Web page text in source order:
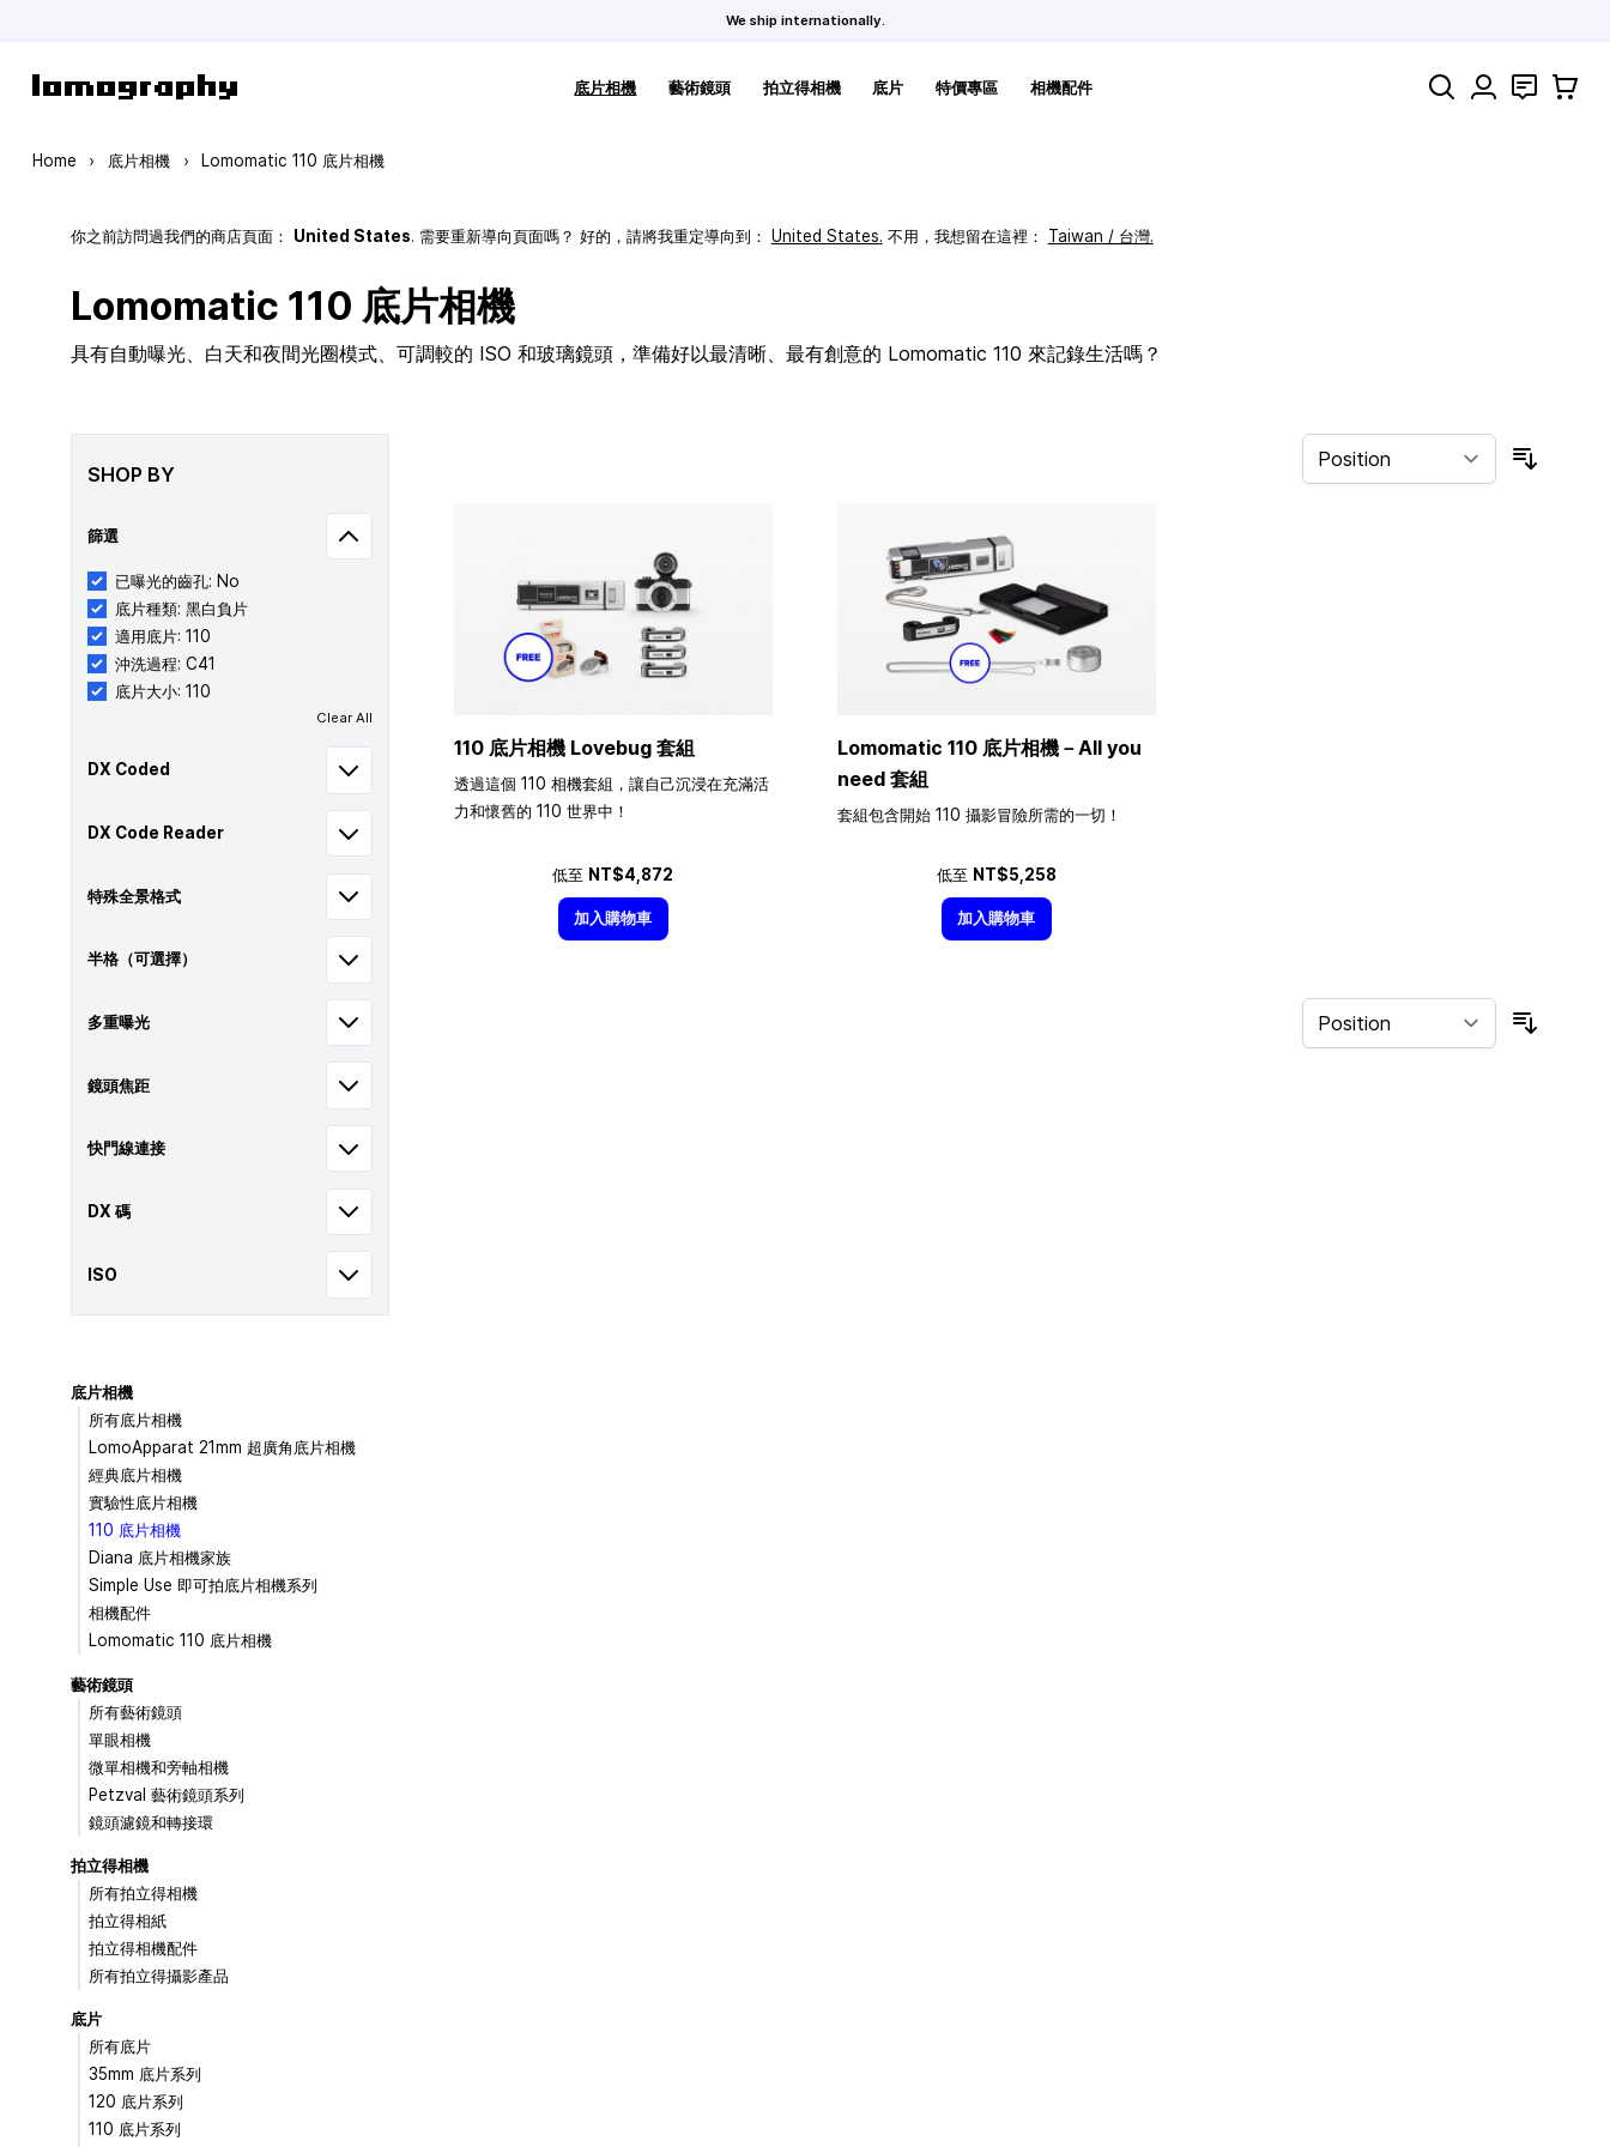
We ship internationally.
底片相機 藝術鏡頭 拍立得相機 底片 特價專區 相機配件 Search 聯絡 購物車
Home › 底片相機 › Lomomatic 110 底片相機
你之前訪問過我們的商店頁面： United States. 需要重新導向頁面嗎？ 好的，請將我重定導向到： United States. 不用，我想留在這裡： Taiwan / 台灣.
Lomomatic 110 底片相機
具有自動曝光、白天和夜間光圈模式、可調較的 ISO 和玻璃鏡頭，準備好以最清晰、最有創意的 Lomomatic 110 來記錄生活嗎？
SHOP BY
篩選
已曝光的齒孔: No
底片種類: 黑白負片
適用底片: 110
沖洗過程: C41
底片大小: 110
Clear All
DX Coded
DX Code Reader
特殊全景格式
半格（可選擇）
多重曝光
鏡頭焦距
快門線連接
DX 碼
ISO
110 底片相機 Lovebug 套組
透過這個 110 相機套組，讓自己沉浸在充滿活
力和懷舊的 110 世界中！
低至 NT$4,872
加入購物車
Lomomatic 110 底片相機－All you
need 套組
套組包含開始 110 攝影冒險所需的一切！
低至 NT$5,258
加入購物車
底片相機
所有底片相機
LomoApparat 21mm 超廣角底片相機
經典底片相機
實驗性底片相機
110 底片相機
Diana 底片相機家族
Simple Use 即可拍底片相機系列
相機配件
Lomomatic 110 底片相機
藝術鏡頭
所有藝術鏡頭
單眼相機
微單相機和旁軸相機
Petzval 藝術鏡頭系列
鏡頭濾鏡和轉接環
拍立得相機
所有拍立得相機
拍立得相紙
拍立得相機配件
所有拍立得攝影產品
底片
所有底片
35mm 底片系列
120 底片系列
110 底片系列